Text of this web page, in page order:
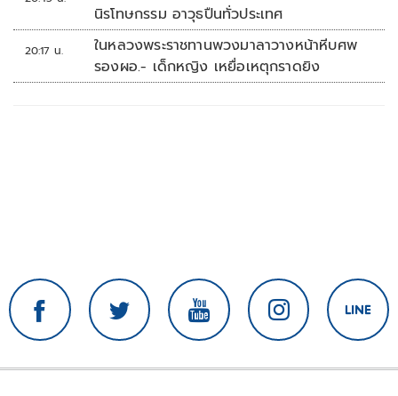
นิรโทษกรรม อาวุธปืนทั่วประเทศ
20:17 น.
ในหลวงพระราชทานพวงมาลาวางหน้าหีบศพ
รองผอ.- เด็กหญิง เหยื่อเหตุกราดยิง